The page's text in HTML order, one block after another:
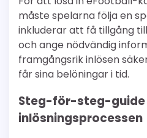
måste spelarna följa en
inkluderar att få tillgång
och ange nödvändig
framgångsrik inlösen
får sina belöningar i tid.
Steg-för-steg-
inlösningsprocessen